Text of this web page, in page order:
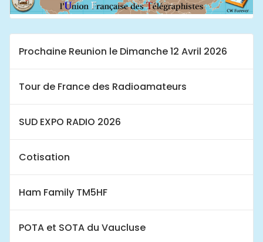
Prochaine Reunion le Dimanche 12 Avril 2026
Tour de France des Radioamateurs
SUD EXPO RADIO 2026
Cotisation
Ham Family TM5HF
POTA et SOTA du Vaucluse